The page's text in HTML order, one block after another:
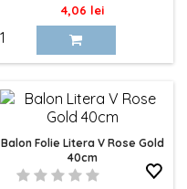
Pret
4,06 lei
Balon Folie Litera V Rose Gold
40cm